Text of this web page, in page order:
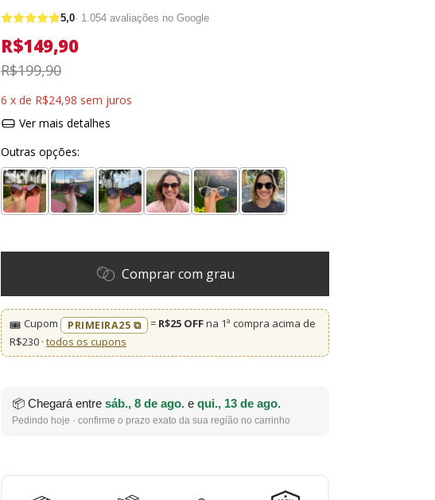
5,0· 1.054 avaliações no Google
R$149,90
R$199,90
6 x de R$24,98 sem juros
Ver mais detalhes
Outras opções:
Comprar com grau
🎟️ Cupom PRIMEIRA25 ⧉ = R$25 OFFna 1ª compra acima de
R$230 · todos os cupons
📦 Chegará entre sáb., 8 de ago. e qui., 13 de ago.
Pedindo hoje · confirme o prazo exato da sua região no carrinho